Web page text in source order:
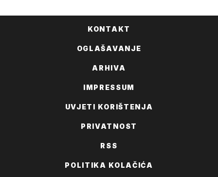
KONTAKT
OGLAŠAVANJE
ARHIVA
IMPRESSUM
UVJETI KORIŠTENJA
PRIVATNOST
RSS
POLITIKA KOLAČIĆA